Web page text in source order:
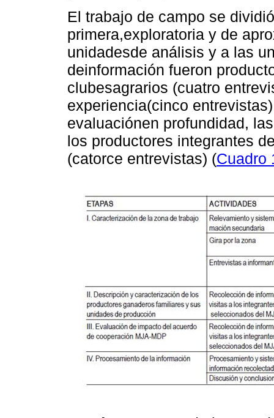
El trabajo de campo se
primera,exploratoria y de
unidadesde análisis y a las
deinformación fueron
clubesagrarios (cuatro
experiencia(cinco
evaluaciónen profundidad,
los productores integrantes
(catorce entrevistas) (Cuadro